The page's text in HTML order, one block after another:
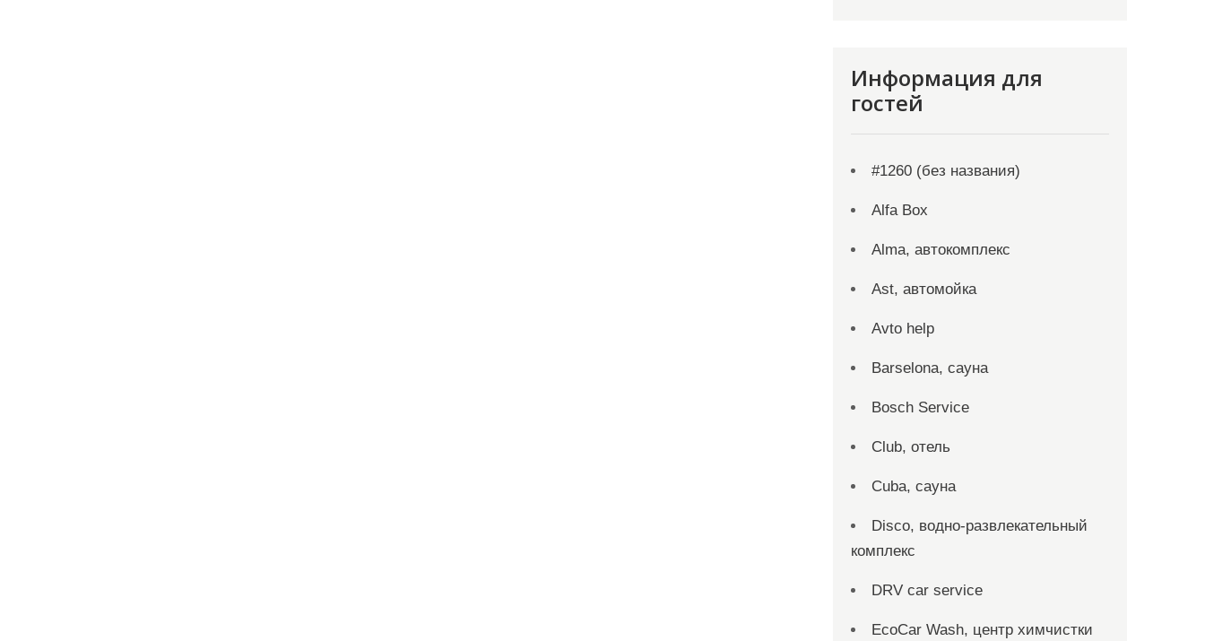
Информация для
гостей
#1260 (без названия)
Alfa Box
Alma, автокомплекс
Ast, автомойка
Avto help
Barselona, сауна
Bosch Service
Club, отель
Cuba, сауна
Disco, водно-развлекательный
комплекс
DRV car service
EcoCar Wash, центр химчистки